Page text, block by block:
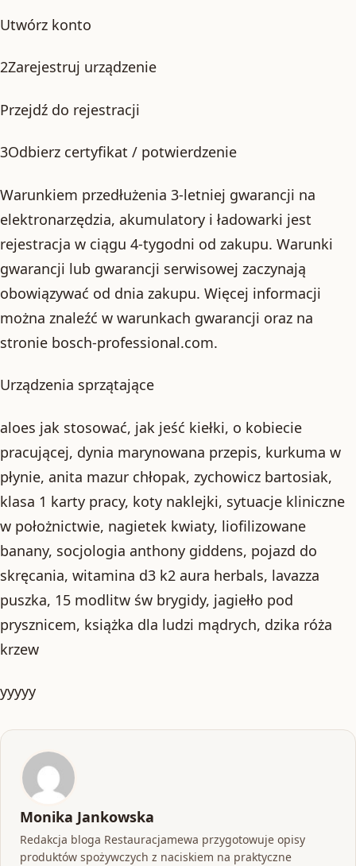
Utwórz konto
2Zarejestruj urządzenie
Przejdź do rejestracji
3Odbierz certyfikat / potwierdzenie
Warunkiem przedłużenia 3-letniej gwarancji na
elektronarzędzia, akumulatory i ładowarki jest
rejestracja w ciągu 4-tygodni od zakupu. Warunki
gwarancji lub gwarancji serwisowej zaczynają
obowiązywać od dnia zakupu. Więcej informacji
można znaleźć w warunkach gwarancji oraz na
stronie bosch-professional.com.
Urządzenia sprzątające
aloes jak stosować, jak jeść kiełki, o kobiecie
pracującej, dynia marynowana przepis, kurkuma w
płynie, anita mazur chłopak, zychowicz bartosiak,
klasa 1 karty pracy, koty naklejki, sytuacje kliniczne
w położnictwie, nagietek kwiaty, liofilizowane
banany, socjologia anthony giddens, pojazd do
skręcania, witamina d3 k2 aura herbals, lavazza
puszka, 15 modlitw św brygidy, jagiełło pod
prysznicem, książka dla ludzi mądrych, dzika róża
krzew
yyyyy
Monika Jankowska
Redakcja bloga Restauracjamewa przygotowuje opisy
produktów spożywczych z naciskiem na praktyczne